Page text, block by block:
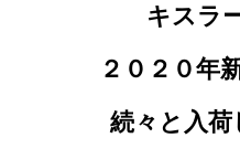
キスラ
２０２０年
続々と入荷